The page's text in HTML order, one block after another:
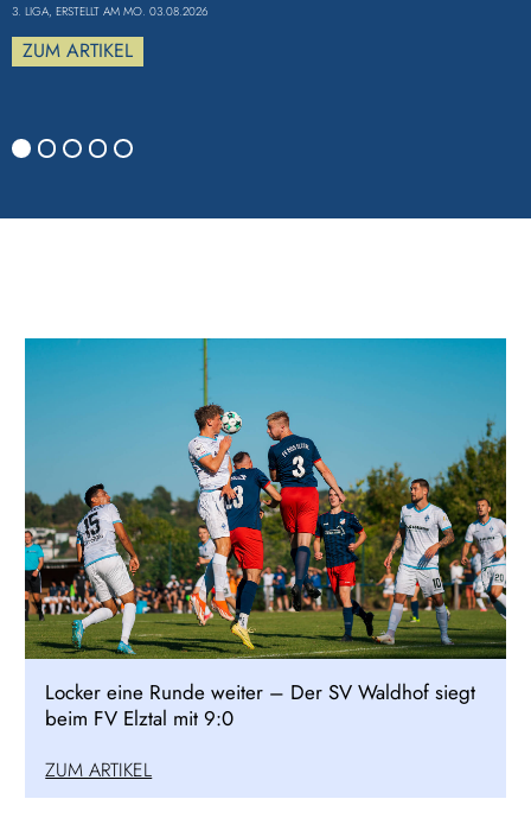
3. LIGA, ERSTELLT AM MO. 03.08.2026
ZUM ARTIKEL
Locker eine Runde weiter – Der SV Waldhof siegt
beim FV Elztal mit 9:0
ZUM ARTIKEL